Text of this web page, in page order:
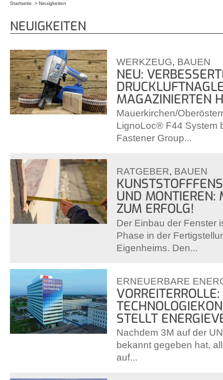
Startseite Neuigkeiten
NEUIGKEITEN
WERKZEUG, BAUEN
NEU:
MAGAZINIERTEN
Mauerkirchen/
LignoLoc® F44 System
Fastener Group...
RATGEBER, BAUEN
UND MONTIEREN:
ZUM ERFOLG!
Der Einbau der Fenster
Phase in der
Eigenheims. Den...
ERNEUERBARE
VORREITERROLLE:
STELLT
Nachdem 3M auf der
bekannt gegeben hat,
auf...